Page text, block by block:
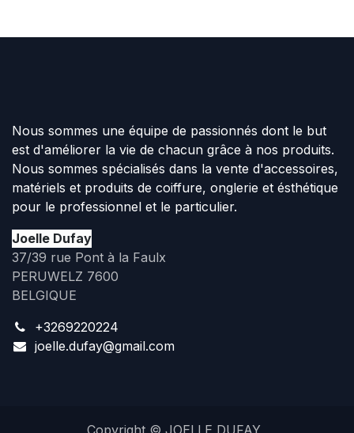
Nous sommes une équipe de passionnés dont le but
est d'améliorer la vie de chacun grâce à nos produits.
Nous sommes spécialisés dans la vente d'accessoires,
matériels et produits de coiffure, onglerie et ésthétique
pour le professionnel et le particulier.
Joelle Dufay
37/39 rue Pont à la Faulx
PERUWELZ 7600
BELGIQUE
+3269220224
joelle.dufay@gmail.com
Copyright © JOELLE DUFAY